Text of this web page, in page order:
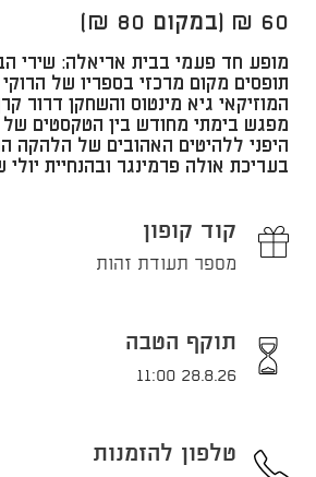
60 ₪ (במקום 80 ₪)
מופע חד פעמי בבית אריאלה: ​שירי
תופסים מקום מרכזי בספריו של
המוזיקאי גיא מינטוס והשחקן דרור
מפגש בימתי מחודש בין הטקסטים של
היפני ללהיטים האהובים של הלהקה
בעריכת אולה פרמינגר ובהנחיית יולי
קוד קופון
מספר תעודת זהות
תוקף הטבה
28.8.26 11:00
טלפון להזמנות